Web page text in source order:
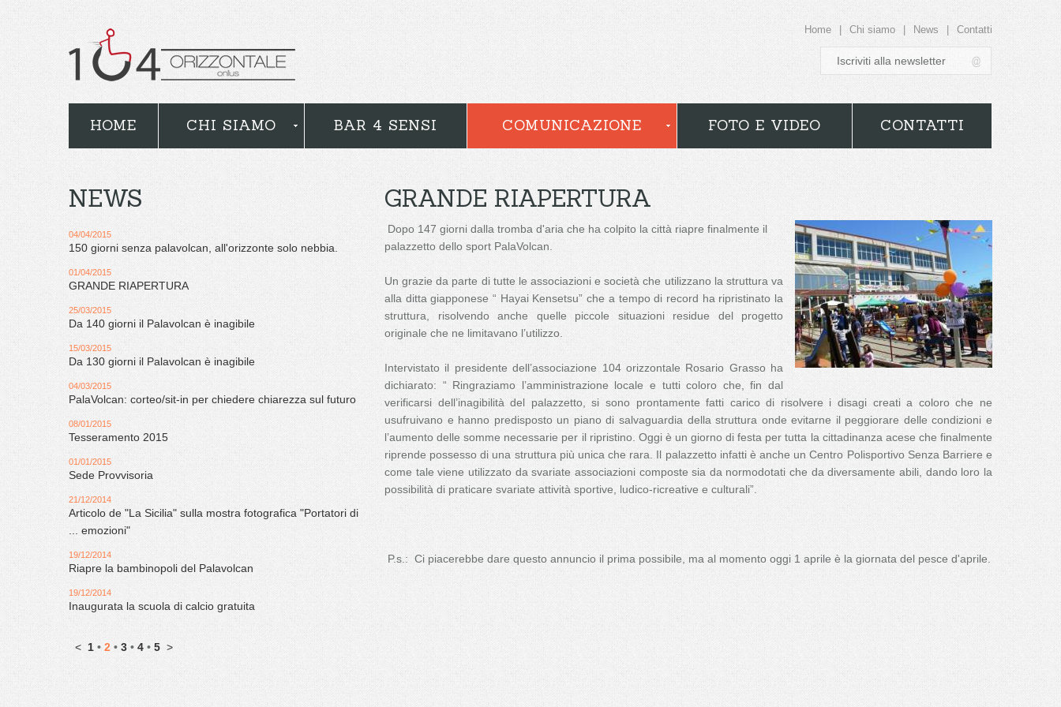
Home Chi siamo News Contatti
HOME CHI SIAMO BAR 4 SENSI COMUNICAZIONE FOTO E VIDEO CONTATTI
NEWS
04/04/2015
150 giorni senza palavolcan, all'orizzonte solo nebbia.
01/04/2015
GRANDE RIAPERTURA
25/03/2015
Da 140 giorni il Palavolcan è inagibile
15/03/2015
Da 130 giorni il Palavolcan è inagibile
04/03/2015
PalaVolcan: corteo/sit-in per chiedere chiarezza sul futuro
08/01/2015
Tesseramento 2015
01/01/2015
Sede Provvisoria
21/12/2014
Articolo de "La Sicilia" sulla mostra fotografica "Portatori di
... emozioni"
19/12/2014
Riapre la bambinopoli del Palavolcan
19/12/2014
Inaugurata la scuola di calcio gratuita
< 1 • 2 • 3 • 4 • 5 >
GRANDE RIAPERTURA
Dopo 147 giorni dalla tromba d'aria che ha colpito la città riapre finalmente il
palazzetto dello sport PalaVolcan.
Un grazie da parte di tutte le associazioni e società che utilizzano la struttura va
alla ditta giapponese “ Hayai Kensetsu” che a tempo di record ha ripristinato la
struttura, risolvendo anche quelle piccole situazioni residue del progetto
originale che ne limitavano l’utilizzo.
Intervistato il presidente dell’associazione 104 orizzontale Rosario Grasso ha
dichiarato: “ Ringraziamo l’amministrazione locale e tutti coloro che, fin dal
verificarsi dell’inagibilità del palazzetto, si sono prontamente fatti carico di risolvere i disagi creati a coloro che ne
usufruivano e hanno predisposto un piano di salvaguardia della struttura onde evitarne il peggiorare delle condizioni e
l’aumento delle somme necessarie per il ripristino. Oggi è un giorno di festa per tutta la cittadinanza acese che finalmente
riprende possesso di una struttura più unica che rara. Il palazzetto infatti è anche un Centro Polisportivo Senza Barriere e
come tale viene utilizzato da svariate associazioni composte sia da normodotati che da diversamente abili, dando loro la
possibilità di praticare svariate attività sportive, ludico-ricreative e culturali”.
P.s.: Ci piacerebbe dare questo annuncio il prima possibile, ma al momento oggi 1 aprile è la giornata del pesce d'aprile.